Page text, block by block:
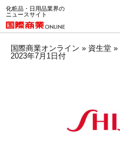
化粧品・日用品業界の
ニュースサイト
国際商業オンライン » 資生堂»
2023年7月1日付